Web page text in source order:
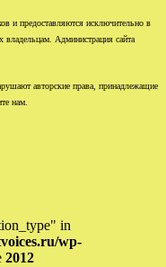
и предоставляются исключительно в
владельцам. Администрация сайта
авторские права, принадлежащие
нам.
in
wp-
2012